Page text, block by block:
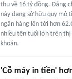
thu về 16 tỷ đồng. Đáng
này đang sở hữu quy mô
ngân hàng lên tới hơn
nhiều tên tuổi lớn trên
khoán.
'Cỗ máy in tiền'